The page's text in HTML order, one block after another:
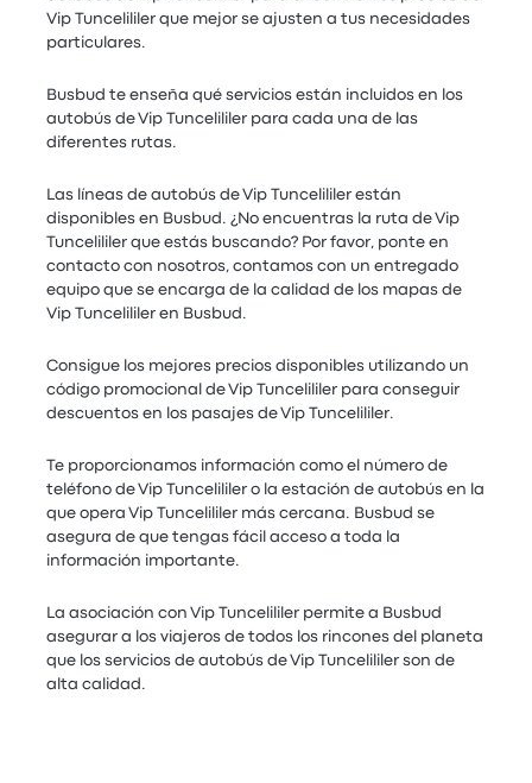
Vip Tuncelililer que mejor se ajusten a tus necesidades
particulares.
Busbud te enseña qué servicios están incluidos en los
autobús de Vip Tuncelililer para cada una de las
diferentes rutas.
Las líneas de autobús de Vip Tuncelililer están
disponibles en Busbud. ¿No encuentras la ruta de Vip
Tuncelililer que estás buscando? Por favor, ponte en
contacto con nosotros, contamos con un entregado
equipo que se encarga de la calidad de los mapas de
Vip Tuncelililer en Busbud.
Consigue los mejores precios disponibles utilizando un
código promocional de Vip Tuncelililer para conseguir
descuentos en los pasajes de Vip Tuncelililer.
Te proporcionamos información como el número de
teléfono de Vip Tuncelililer o la estación de autobús en la
que opera Vip Tuncelililer más cercana. Busbud se
asegura de que tengas fácil acceso a toda la
información importante.
La asociación con Vip Tuncelililer permite a Busbud
asegurar a los viajeros de todos los rincones del planeta
que los servicios de autobús de Vip Tuncelililer son de
alta calidad.